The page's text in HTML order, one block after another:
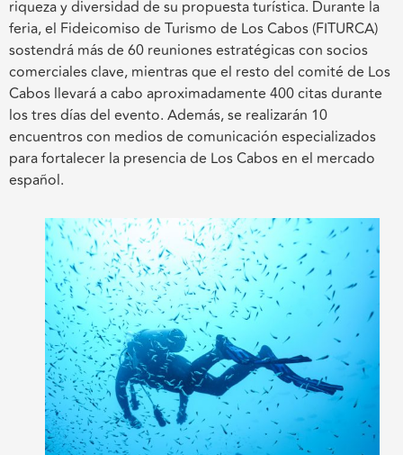
riqueza y diversidad de su propuesta turística. Durante la
feria, el Fideicomiso de Turismo de Los Cabos (FITURCA)
sostendrá más de 60 reuniones estratégicas con socios
comerciales clave, mientras que el resto del comité de Los
Cabos llevará a cabo aproximadamente 400 citas durante
los tres días del evento. Además, se realizarán 10
encuentros con medios de comunicación especializados
para fortalecer la presencia de Los Cabos en el mercado
español.